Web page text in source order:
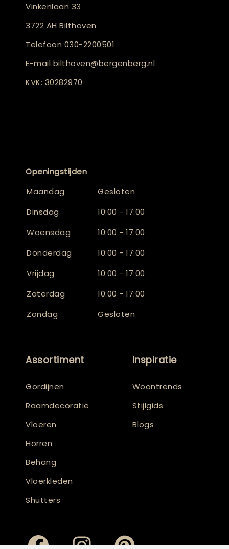
Vinkenlaan 33
3722 AH Bilthoven
Telefoon 030-2200501
E-mail bilthoven@bergenberg.nl
KVK: 30282970
Openingstijden
Maandag
Gesloten
Dinsdag
10:00 - 17:00
Woensdag
10:00 - 17:00
Donderdag
10:00 - 17:00
Vrijdag
10:00 - 17:00
Zaterdag
10:00 - 17:00
Zondag
Gesloten
Assortiment
Gordijnen
Raamdecoratie
Vloeren
Horren
Behang
Vloerkleden
Shutters
Inspiratie
Woontrends
Stijlgids
Blogs